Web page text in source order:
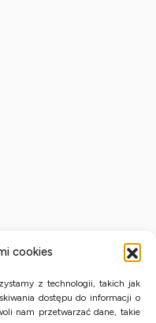
cookies
z technologii, takich jak
dostępu do informacji o
nam przetwarzać dane, takie